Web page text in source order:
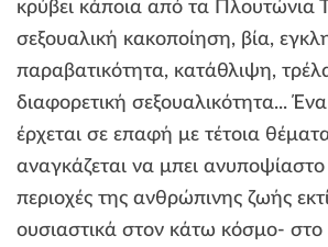
κρύβει κάποια από τα Πλουτώνια
σεξουαλική κακοποίηση, βία,
παραβατικότητα, κατάθλιψη,
διαφορετική σεξουαλικότητα...
έρχεται σε επαφή με τέτοια
αναγκάζεται να μπει ανυποψίαστο
περιοχές της ανθρώπινης ζωής
ουσιαστικά στον κάτω κόσμο- στο